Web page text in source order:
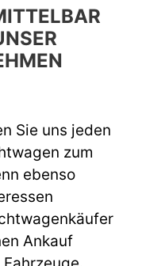
Sie uns jeden
zum
ebenso
Ankauf